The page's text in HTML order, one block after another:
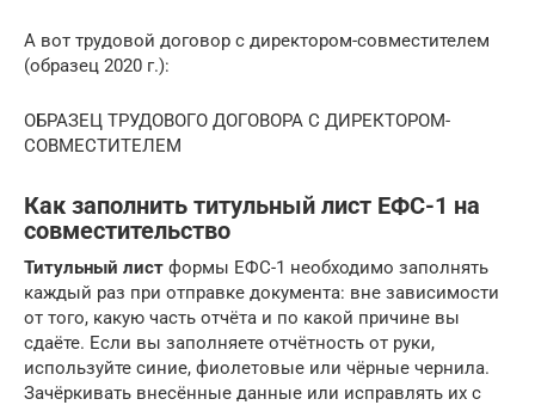
А вот трудовой договор с директором-совместителем
(образец 2020 г.):
ОБРАЗЕЦ ТРУДОВОГО ДОГОВОРА С ДИРЕКТОРОМ-
СОВМЕСТИТЕЛЕМ
Как заполнить титульный лист ЕФС-1 на
совместительство
Титульный лист формы ЕФС-1 необходимо заполнять
каждый раз при отправке документа: вне зависимости
от того, какую часть отчёта и по какой причине вы
сдаёте. Если вы заполняете отчётность от руки,
используйте синие, фиолетовые или чёрные чернила.
Зачёркивать внесённые данные или исправлять их с